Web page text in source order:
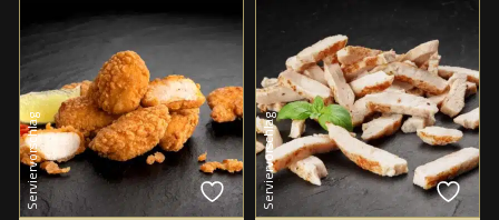
Serviervorschlag Serviervorschlag